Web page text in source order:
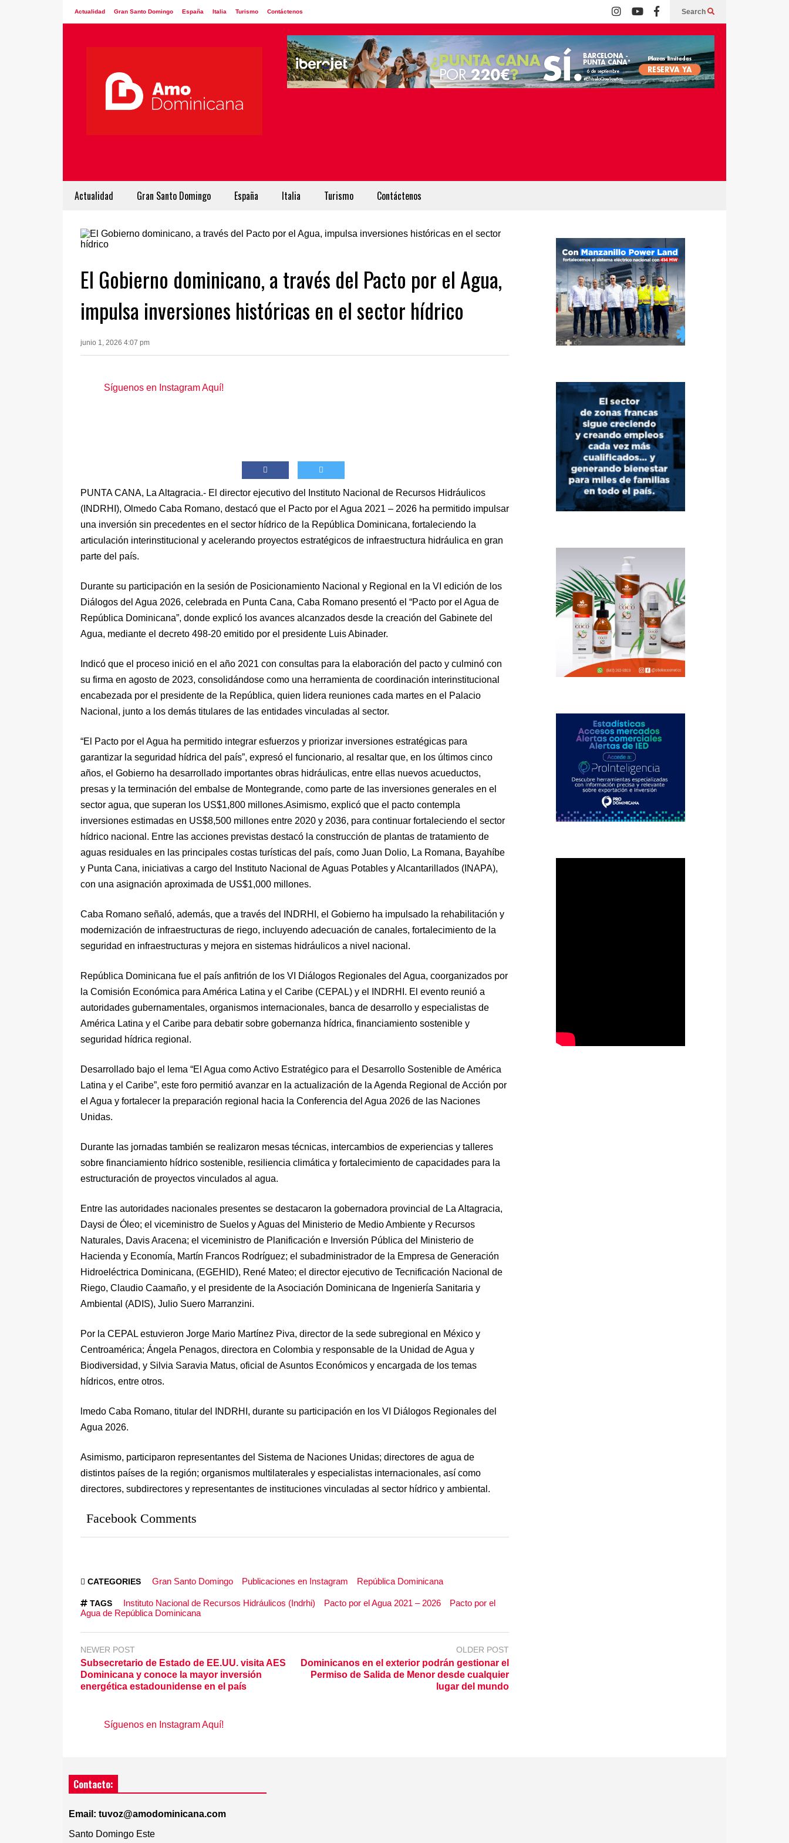
Actualidad Gran Santo Domingo España Italia Turismo Contáctenos Search
Actualidad Gran Santo Domingo España Italia Turismo Contáctenos
El Gobierno dominicano, a través del Pacto por el Agua,
impulsa inversiones históricas en el sector hídrico
junio 1, 2026 4:07 pm
Síguenos en Instagram Aquí!
PUNTA CANA, La Altagracia.- El director ejecutivo del Instituto Nacional de Recursos Hidráulicos
(INDRHI), Olmedo Caba Romano, destacó que el Pacto por el Agua 2021 – 2026 ha permitido impulsar
una inversión sin precedentes en el sector hídrico de la República Dominicana, fortaleciendo la
articulación interinstitucional y acelerando proyectos estratégicos de infraestructura hidráulica en gran
parte del país.
Durante su participación en la sesión de Posicionamiento Nacional y Regional en la VI edición de los
Diálogos del Agua 2026, celebrada en Punta Cana, Caba Romano presentó el “Pacto por el Agua de
República Dominicana”, donde explicó los avances alcanzados desde la creación del Gabinete del
Agua, mediante el decreto 498-20 emitido por el presidente Luis Abinader.
Indicó que el proceso inició en el año 2021 con consultas para la elaboración del pacto y culminó con
su firma en agosto de 2023, consolidándose como una herramienta de coordinación interinstitucional
encabezada por el presidente de la República, quien lidera reuniones cada martes en el Palacio
Nacional, junto a los demás titulares de las entidades vinculadas al sector.
“El Pacto por el Agua ha permitido integrar esfuerzos y priorizar inversiones estratégicas para
garantizar la seguridad hídrica del país”, expresó el funcionario, al resaltar que, en los últimos cinco
años, el Gobierno ha desarrollado importantes obras hidráulicas, entre ellas nuevos acueductos,
presas y la terminación del embalse de Montegrande, como parte de las inversiones generales en el
sector agua, que superan los US$1,800 millones.Asimismo, explicó que el pacto contempla
inversiones estimadas en US$8,500 millones entre 2020 y 2036, para continuar fortaleciendo el sector
hídrico nacional. Entre las acciones previstas destacó la construcción de plantas de tratamiento de
aguas residuales en las principales costas turísticas del país, como Juan Dolio, La Romana, Bayahíbe
y Punta Cana, iniciativas a cargo del Instituto Nacional de Aguas Potables y Alcantarillados (INAPA),
con una asignación aproximada de US$1,000 millones.
Caba Romano señaló, además, que a través del INDRHI, el Gobierno ha impulsado la rehabilitación y
modernización de infraestructuras de riego, incluyendo adecuación de canales, fortalecimiento de la
seguridad en infraestructuras y mejora en sistemas hidráulicos a nivel nacional.
República Dominicana fue el país anfitrión de los VI Diálogos Regionales del Agua, coorganizados por
la Comisión Económica para América Latina y el Caribe (CEPAL) y el INDRHI. El evento reunió a
autoridades gubernamentales, organismos internacionales, banca de desarrollo y especialistas de
América Latina y el Caribe para debatir sobre gobernanza hídrica, financiamiento sostenible y
seguridad hídrica regional.
Desarrollado bajo el lema “El Agua como Activo Estratégico para el Desarrollo Sostenible de América
Latina y el Caribe”, este foro permitió avanzar en la actualización de la Agenda Regional de Acción por
el Agua y fortalecer la preparación regional hacia la Conferencia del Agua 2026 de las Naciones
Unidas.
Durante las jornadas también se realizaron mesas técnicas, intercambios de experiencias y talleres
sobre financiamiento hídrico sostenible, resiliencia climática y fortalecimiento de capacidades para la
estructuración de proyectos vinculados al agua.
Entre las autoridades nacionales presentes se destacaron la gobernadora provincial de La Altagracia,
Daysi de Óleo; el viceministro de Suelos y Aguas del Ministerio de Medio Ambiente y Recursos
Naturales, Davis Aracena; el viceministro de Planificación e Inversión Pública del Ministerio de
Hacienda y Economía, Martín Francos Rodríguez; el subadministrador de la Empresa de Generación
Hidroeléctrica Dominicana, (EGEHID), René Mateo; el director ejecutivo de Tecnificación Nacional de
Riego, Claudio Caamaño, y el presidente de la Asociación Dominicana de Ingeniería Sanitaria y
Ambiental (ADIS), Julio Suero Marranzini.
Por la CEPAL estuvieron Jorge Mario Martínez Piva, director de la sede subregional en México y
Centroamérica; Ángela Penagos, directora en Colombia y responsable de la Unidad de Agua y
Biodiversidad, y Silvia Saravia Matus, oficial de Asuntos Económicos y encargada de los temas
hídricos, entre otros.
lmedo Caba Romano, titular del INDRHI, durante su participación en los VI Diálogos Regionales del
Agua 2026.
Asimismo, participaron representantes del Sistema de Naciones Unidas; directores de agua de
distintos países de la región; organismos multilaterales y especialistas internacionales, así como
directores, subdirectores y representantes de instituciones vinculadas al sector hídrico y ambiental.
Facebook Comments
CATEGORIES Gran Santo Domingo Publicaciones en Instagram República Dominicana
TAGS Instituto Nacional de Recursos Hidráulicos (Indrhi) Pacto por el Agua 2021 – 2026
Pacto por el
Agua de República Dominicana
NEWER POST
Subsecretario de Estado de EE.UU. visita AES
Dominicana y conoce la mayor inversión
energética estadounidense en el país
OLDER POST
Dominicanos en el exterior podrán gestionar el
Permiso de Salida de Menor desde cualquier
lugar del mundo
Síguenos en Instagram Aquí!
Contacto:
Email: tuvoz@amodominicana.com
Santo Domingo Este